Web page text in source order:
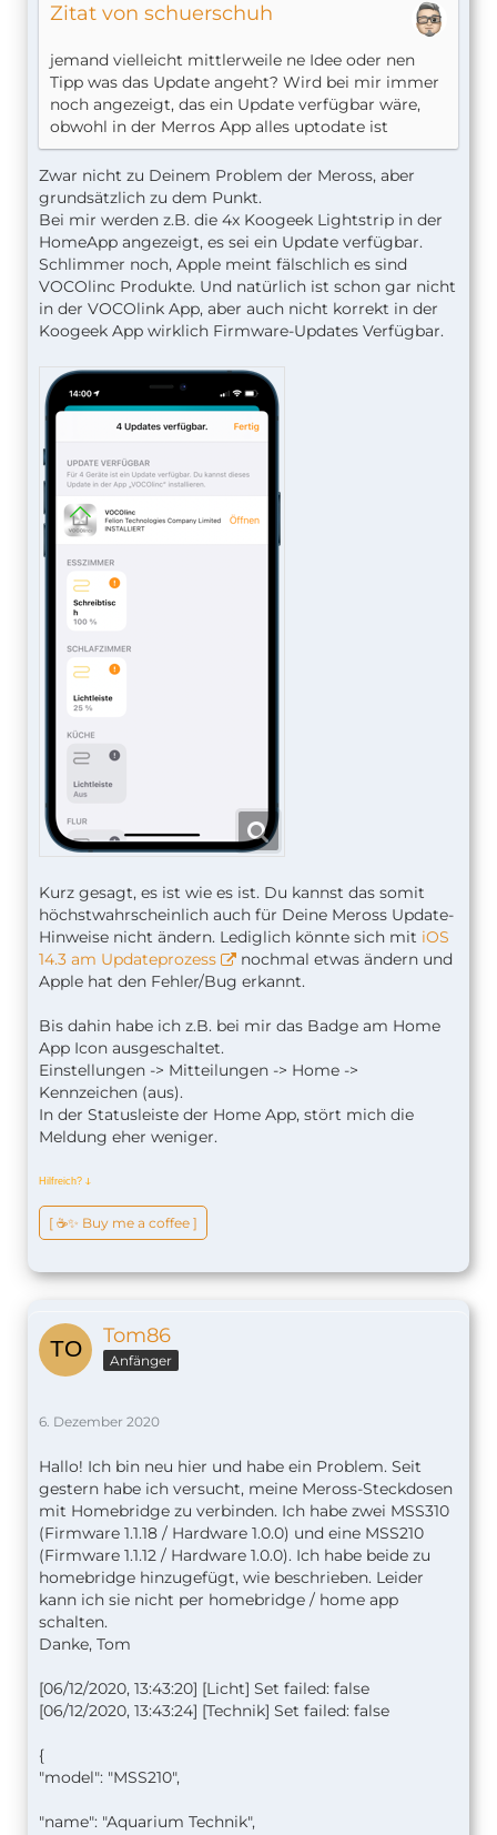
Zitat von schuerschuh
jemand vielleicht mittlerweile ne Idee oder nen
Tipp was das Update angeht? Wird bei mir immer
noch angezeigt, das ein Update verfügbar wäre,
obwohl in der Merros App alles uptodate ist
Zwar nicht zu Deinem Problem der Meross, aber
grundsätzlich zu dem Punkt.
Bei mir werden z.B. die 4x Koogeek Lightstrip in der
HomeApp angezeigt, es sei ein Update verfügbar.
Schlimmer noch, Apple meint fälschlich es sind
VOCOlinc Produkte. Und natürlich ist schon gar nicht
in der VOCOlink App, aber auch nicht korrekt in der
Koogeek App wirklich Firmware-Updates Verfügbar.
Kurz gesagt, es ist wie es ist. Du kannst das somit
höchstwahrscheinlich auch für Deine Meross Update-
Hinweise nicht ändern. Lediglich könnte sich mit iOS
14.3 am Updateprozess
nochmal etwas ändern und
Apple hat den Fehler/Bug erkannt.
Bis dahin habe ich z.B. bei mir das Badge am Home
App Icon ausgeschaltet.
Einstellungen -> Mitteilungen -> Home ->
Kennzeichen (aus).
In der Statusleiste der Home App, stört mich die
Meldung eher weniger.
Hilfreich? ↆ
[ ☕️✨ Buy me a coffee ]
Tom86
Anfänger
6. Dezember 2020
Hallo! Ich bin neu hier und habe ein Problem. Seit
gestern habe ich versucht, meine Meross-Steckdosen
mit Homebridge zu verbinden. Ich habe zwei MSS310
(Firmware 1.1.18 / Hardware 1.0.0) und eine MSS210
(Firmware 1.1.12 / Hardware 1.0.0). Ich habe beide zu
homebridge hinzugefügt, wie beschrieben. Leider
kann ich sie nicht per homebridge / home app
schalten.
Danke, Tom
[06/12/2020, 13:43:20] [Licht] Set failed: false
[06/12/2020, 13:43:24] [Technik] Set failed: false
{
"model": "MSS210",
"name": "Aquarium Technik",